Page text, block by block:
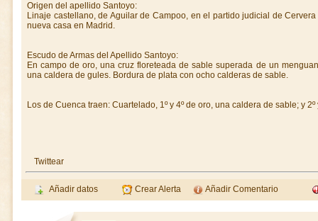
Origen del apellido Santoyo:
Linaje castellano, de Aguilar de Campoo, en el partido judicial de
nueva casa en Madrid.
Escudo de Armas del Apellido Santoyo:
En campo de oro, una cruz floreteada de sable superada de un
una caldera de gules. Bordura de plata con ocho calderas de sable.
Los de Cuenca traen: Cuartelado, 1º y 4º de oro, una caldera de sable; y
Twittear
Añadir datos Crear Alerta Añadir Comentario